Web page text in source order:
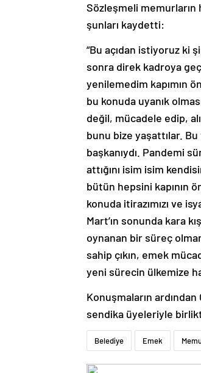
Sözleşmeli memurların
şunları kaydetti:
“Bu açıdan istiyoruz ki
sonra direk kadroya
yenilemedim kapımın
bu konuda uyanık
değil, mücadele edip,
bunu bize yaşattılar. Bu
başkanıydı. Pandemi
attığını isim isim
bütün hepsini kapının
konuda itirazımızı ve
Mart’ın sonunda kara
oynanan bir süreç
sahip çıkın, emek
yeni sürecin ülkemize
Konuşmaların
sendika üyeleriyle
Belediye Emek